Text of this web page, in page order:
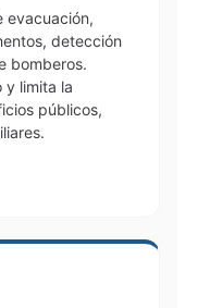
evacuación,
detección
bomberos.
y limita la
públicos,